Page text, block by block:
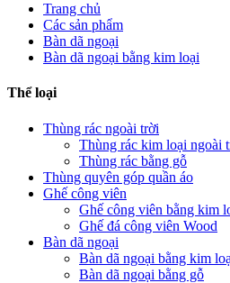
Trang chủ
Các sản phẩm
Bàn dã ngoại
Bàn dã ngoại bằng kim loại
Thể loại
Thùng rác ngoài trời
Thùng rác kim loại ngoài
Thùng rác bằng gỗ
Thùng quyên góp quần áo
Ghế công viên
Ghế công viên bằng kim
Ghế đá công viên Wood
Bàn dã ngoại
Bàn dã ngoại bằng kim
Bàn dã ngoại bằng gỗ